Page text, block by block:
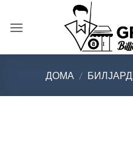
ДОМА / БИЛЈАРД